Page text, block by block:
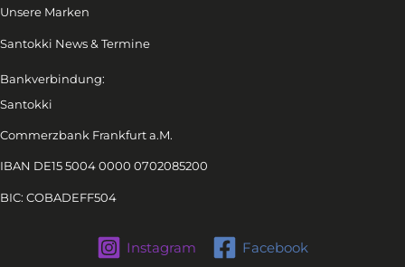
Unsere Marken
Santokki News & Termine
Bankverbindung:
Santokki
Commerzbank Frankfurt a.M.
IBAN DE15 5004 0000 0702085200
BIC: COBADEFF504
Instagram Facebook